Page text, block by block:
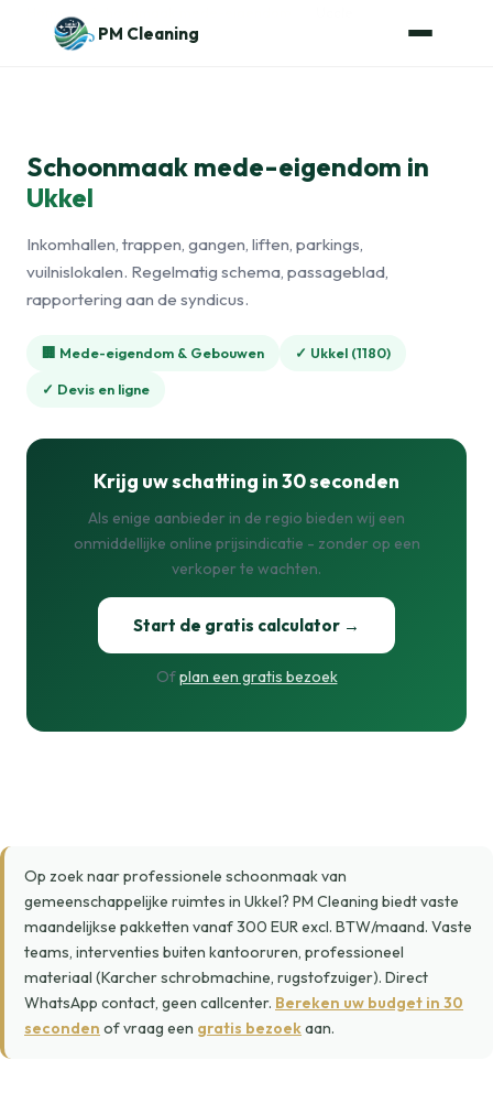
Naar de inhoud
PM Cleaning
Schoonmaak mede-eigendom in
Ukkel
Inkomhallen, trappen, gangen, liften, parkings,
vuilnislokalen. Regelmatig schema, passageblad,
rapportering aan de syndicus.
🏢 Mede-eigendom & Gebouwen ✓ Ukkel (1180)
✓ Devis en ligne
Krijg uw schatting in 30 seconden
Als enige aanbieder in de regio bieden wij een
onmiddellijke online prijsindicatie - zonder op een
verkoper te wachten.
Start de gratis calculator →
Ofplan een gratis bezoek
Op zoek naar professionele schoonmaak van
gemeenschappelijke ruimtes in Ukkel? PM Cleaning biedt vaste
maandelijkse pakketten vanaf 300 EUR excl. BTW/maand. Vaste
teams, interventies buiten kantooruren, professioneel
materiaal (Karcher schrobmachine, rugstofzuiger). Direct
WhatsApp contact, geen callcenter. Bereken uw budget in 30
seconden of vraag een gratis bezoekaan.